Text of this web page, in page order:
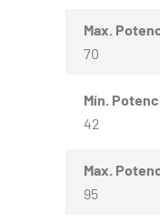
Max.
70
Mín.
42
Max.
95